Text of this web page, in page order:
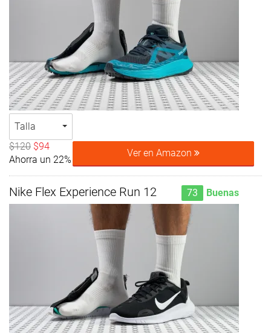
Talla
$120 $94
Ahorra un 22%
Ver en Amazon
Nike Flex Experience Run 12 73 Buenas